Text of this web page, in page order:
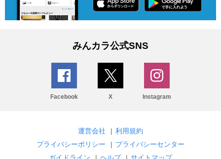
みんカラ公式SNS
Facebook X Instagram
運営会社 | 利用規約
プライバシーポリシー
| プライバシーセンター